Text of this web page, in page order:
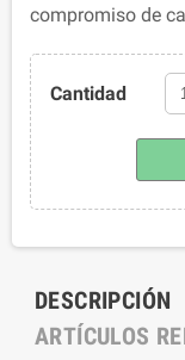
compromiso de
Cantidad
DESCRIPCIÓN
ARTÍCULOS